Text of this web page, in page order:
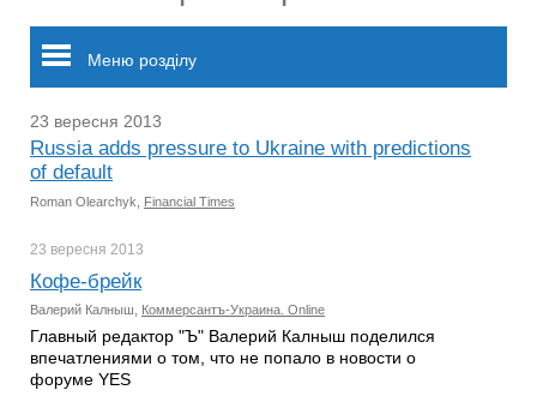
Меню розділу
23 вересня 2013
Russia adds pressure to Ukraine with predictions
of default
Roman Olearchyk, Financial Times
23 вересня 2013
Кофе-брейк
Валерий Калныш, Коммерсантъ-Украина. Online
Главный редактор "Ъ" Валерий Калныш поделился
впечатлениями о том, что не попало в новости о
форуме YES